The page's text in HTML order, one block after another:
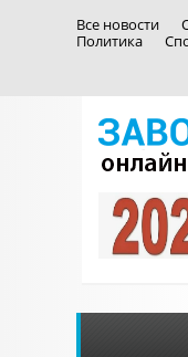
Все новости
Политика